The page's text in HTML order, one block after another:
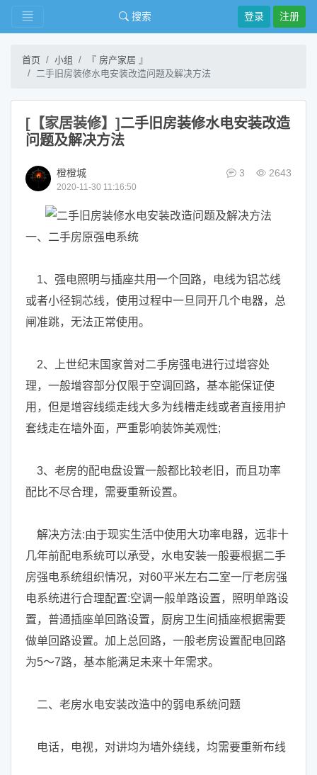
搜索 登录 注册
首页 小组
『 房产家居 』
二手旧房装修水电安装改造问题及解决方法
[【家居装修】] 二手旧房装修水电安装改造
问题及解决方法
橙橙城
2020-11-30 11:16:50
3 2643
一、二手房原强电系统
1、强电照明与插座共用一个回路，电线为铝芯线
或者小径铜芯线，使用过程中一旦同开几个电器，总
闸准跳，无法正常使用。
2、上世纪末国家曾对二手房强电进行过增容处
理，一般增容部分仅限于空调回路，基本能保证使
用，但是增容线缆走线大多为线槽走线或者直接用护
套线走在墙外面，严重影响装饰美观性;
3、老房的配电盘设置一般都比较老旧，而且功率
配比不尽合理，需要重新设置。
解决方法:由于现实生活中使用大功率电器，远非十
几年前配电系统可以承受，水电安装一般要根据二手
房强电系统组织情况，对60平米左右二室一厅老房强
电系统进行合理配置:空调一般单路设置，照明单路设
置，普通插座单回路设置，厨房卫生间插座根据需要
做单回路设置。加上总回路，一般老房设置配电回路
为5～7路，基本能满足未来十年需求。
二、老房水电安装改造中的弱电系统问题
电话，电视，对讲均为墙外绕线，均需要重新布线